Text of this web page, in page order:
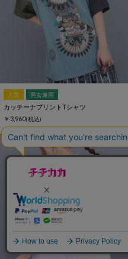
人気 男女兼用
カッチーナプリントTシャツ
￥3,960(税込)